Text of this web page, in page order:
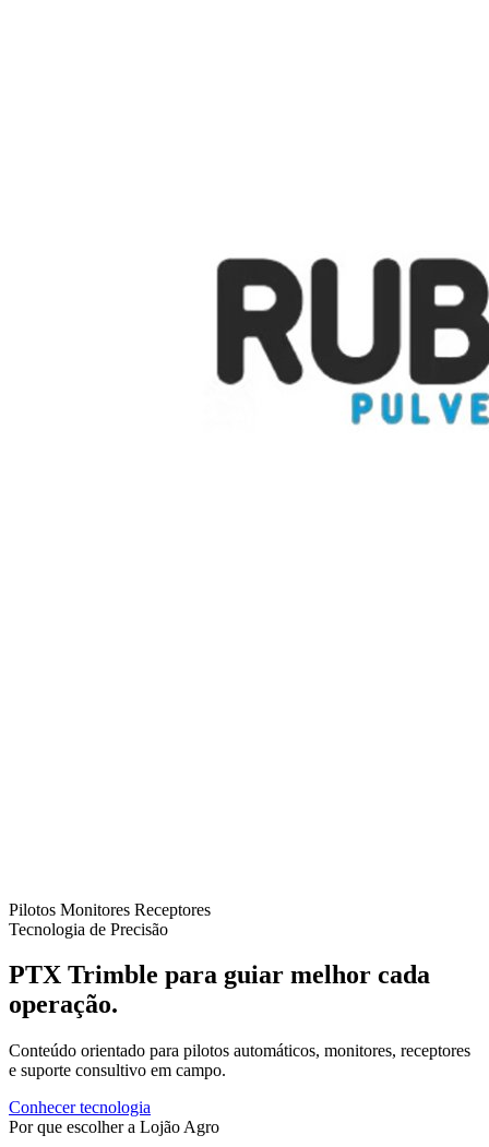
Pilotos Monitores Receptores
Tecnologia de Precisão
PTX Trimble para guiar melhor cada
operação.
Conteúdo orientado para pilotos automáticos, monitores, receptores
e suporte consultivo em campo.
Conhecer tecnologia
Por que escolher a Lojão Agro